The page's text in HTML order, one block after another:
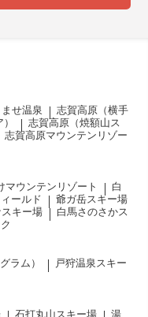
せ温泉
志賀高原（横手
志賀高原（焼額山ス
志賀高原マウンテンリゾー
マウンテンリゾート
白
ールド
爺ガ岳スキー場
キー場
白馬さのさかス
ラム）
戸狩温泉スキー
石打丸山スキー場
湯